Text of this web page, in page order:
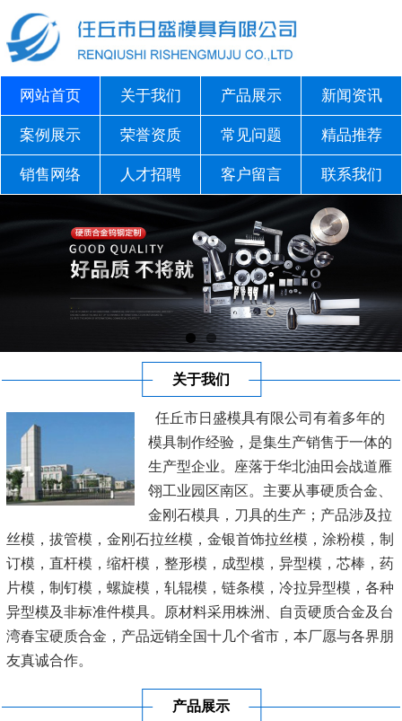
网站首页 关于我们 产品展示 新闻资讯
案例展示 荣誉资质 常见问题 精品推荐
销售网络 人才招聘 客户留言 联系我们
关于我们
任丘市日盛模具有限公司有着多年的
模具制作经验，是集生产销售于一体的
生产型企业。座落于华北油田会战道雁
翎工业园区南区。主要从事硬质合金、
金刚石模具，刀具的生产；产品涉及拉
丝模，拔管模，金刚石拉丝模，金银首饰拉丝模，涂粉模，制
订模，直杆模，缩杆模，整形模，成型模，异型模，芯棒，药
片模，制钉模，螺旋模，轧辊模，链条模，冷拉异型模，各种
异型模及非标准件模具。原材料采用株洲、自贡硬质合金及台
湾春宝硬质合金，产品远销全国十几个省市，本厂愿与各界朋
友真诚合作。
公司秉承“顾客至上，锐意进取”的经营理念，坚持“客户至
产品展示